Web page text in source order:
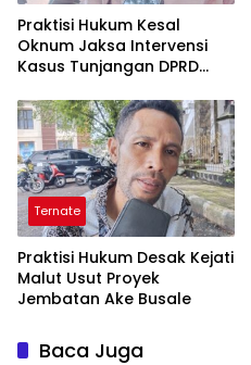
Praktisi Hukum Kesal
Oknum Jaksa Intervensi
Kasus Tunjangan DPRD
Ternate
Praktisi Hukum Desak Kejati
Malut Usut Proyek
Jembatan Ake Busale
Baca Juga